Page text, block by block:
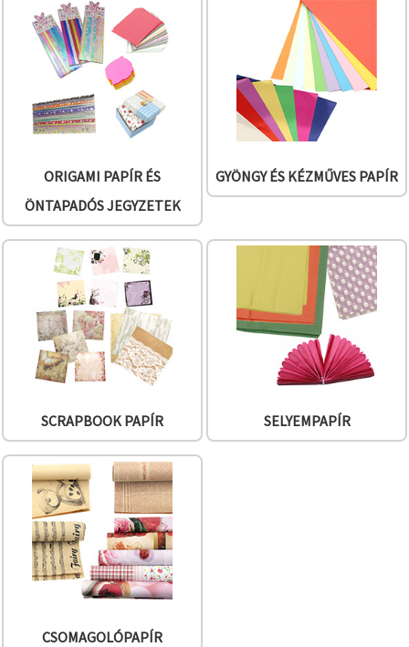
gombra
kattintva.
Fogadja
el
mindet
ORIGAMI PAPÍR ÉS
ÖNTAPADÓS JEGYZETEK
GYÖNGY ÉS KÉZMŰVES PAPÍR
SCRAPBOOK PAPÍR SELYEMPAPÍR
CSOMAGOLÓPAPÍR